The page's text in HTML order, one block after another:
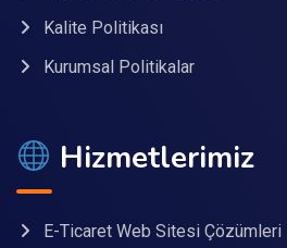
Kalite Politikası
Kurumsal Politikalar
Hizmetlerimiz
E-Ticaret Web Sitesi Çözümleri